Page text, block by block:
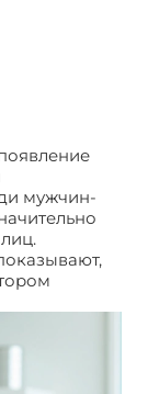
мужчин-